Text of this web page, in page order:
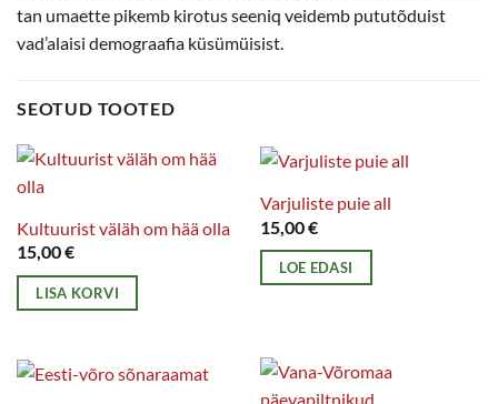
tan umaette pikemb kirotus seeniq veidemb pututõduist
vad’alaisi demograafia küsümüisist.
SEOTUD TOOTED
Kultuurist väläh om hää olla
15,00€
LISA KORVI
Varjuliste puie all
15,00€
LOE EDASI